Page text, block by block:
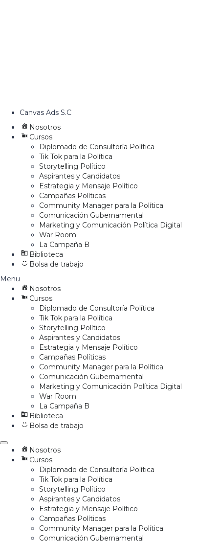
Canvas Ads S.C
Nosotros
Cursos
Diplomado de Consultoría Política
Tik Tok para la Política
Storytelling Político
Aspirantes y Candidatos
Estrategia y Mensaje Político
Campañas Políticas
Community Manager para la Política
Comunicación Gubernamental
Marketing y Comunicación Política Digital
War Room
La Campaña B
Biblioteca
Bolsa de trabajo
Menu
Nosotros
Cursos
Diplomado de Consultoría Política
Tik Tok para la Política
Storytelling Político
Aspirantes y Candidatos
Estrategia y Mensaje Político
Campañas Políticas
Community Manager para la Política
Comunicación Gubernamental
Marketing y Comunicación Política Digital
War Room
La Campaña B
Biblioteca
Bolsa de trabajo
Nosotros
Cursos
Diplomado de Consultoría Política
Tik Tok para la Política
Storytelling Político
Aspirantes y Candidatos
Estrategia y Mensaje Político
Campañas Políticas
Community Manager para la Política
Comunicación Gubernamental